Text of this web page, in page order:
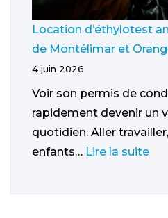
Location d’éthylotest
de Montélimar et
4 juin 2026
Voir son permis de
rapidement devenir un
quotidien. Aller
enfants… Lire la suite